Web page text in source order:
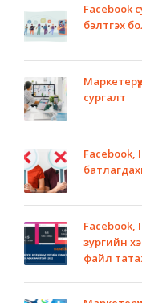
Facebook
бэлтгэх
сургалт
Facebook,
Facebook,
зургийн
файл